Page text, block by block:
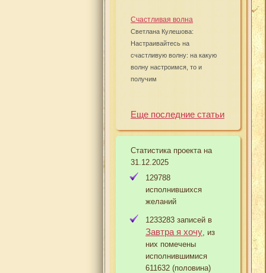
Счастливая волна
Светлана Кулешова:
Настраивайтесь на
счастливую волну: на какую
волну настроимся, то и
получим
Еще последние статьи
Статистика проекта на
31.12.2025
129788
исполнившихся
желаний
1233283 записей в
Завтра я хочу , из
них помечены
исполнившимися
611632 (половина)